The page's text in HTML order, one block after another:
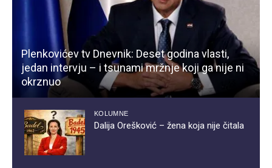
Plenkovićev tv Dnevnik: Deset godina vlasti,
jedan intervju – i tsunami mržnje koji ga nije ni
okrznuo
KOLUMNE
Dalija Orešković – žena koja nije čitala